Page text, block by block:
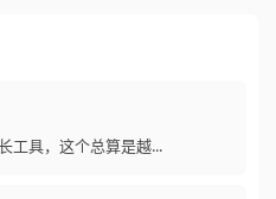
工具，这个总算是越...